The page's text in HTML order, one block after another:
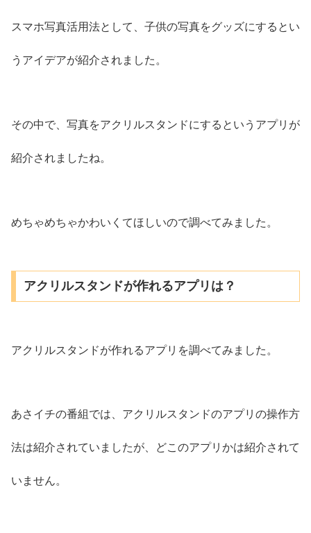
スマホ写真活用法として、子供の写真をグッズにするとい
うアイデアが紹介されました。
その中で、写真をアクリルスタンドにするというアプリが
紹介されましたね。
めちゃめちゃかわいくてほしいので調べてみました。
アクリルスタンドが作れるアプリは？
アクリルスタンドが作れるアプリを調べてみました。
あさイチの番組では、アクリルスタンドのアプリの操作方
法は紹介されていましたが、どこのアプリかは紹介されて
いません。